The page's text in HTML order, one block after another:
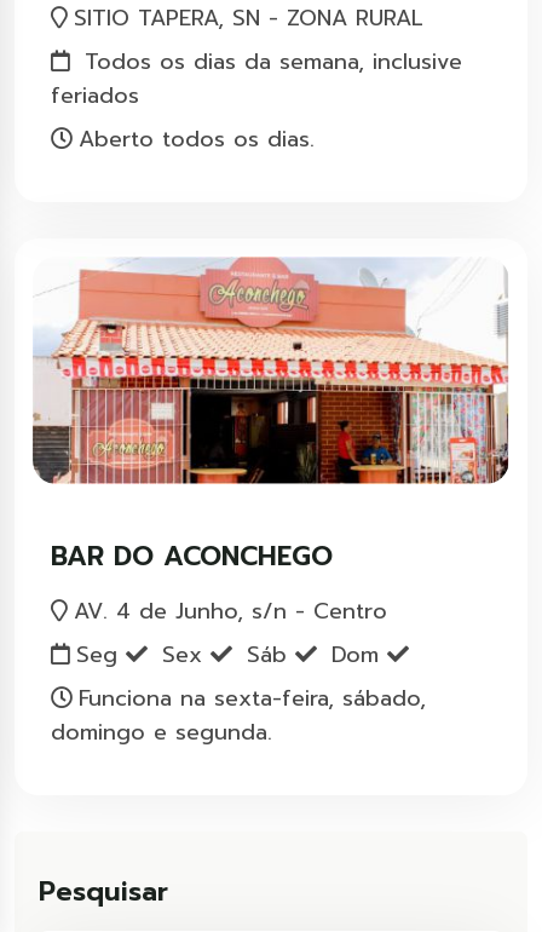
SITIO TAPERA, SN - ZONA RURAL
Todos os dias da semana, inclusive
feriados
Aberto todos os dias.
BAR DO ACONCHEGO
AV. 4 de Junho, s/n - Centro
Seg
Sex Sáb
Dom
Funciona na sexta-feira, sábado,
domingo e segunda.
Pesquisar